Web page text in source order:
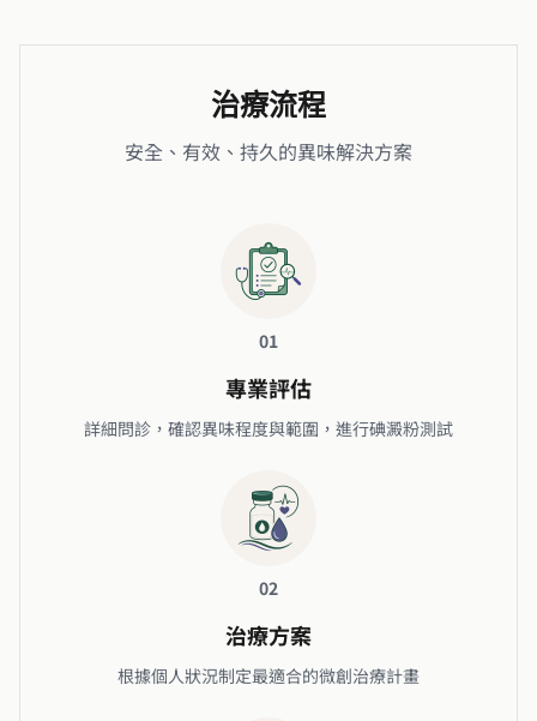
治療流程
安全、有效、持久的異味解決方案
01
專業評估
詳細問診，確認異味程度與範圍，進行碘澱粉測試
02
治療方案
根據個人狀況制定最適合的微創治療計畫